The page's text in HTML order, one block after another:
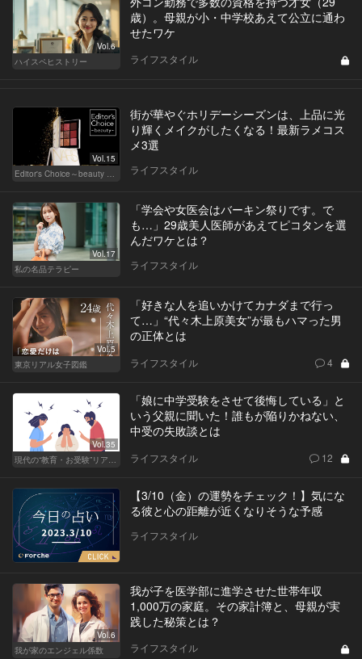
Vol.6
ハイスペヒストリー
歳）。母親が小・中学校あえて公立に通わ
せたワケ
ライフスタイル
Vol.15
Editor's Choice～beauty & wellness～
街が華やぐホリデーシーズンは、上品に光
り輝くメイクがしたくなる！最新ラメコス
メ3選
ライフスタイル
Vol.17
私の名品テラピー
「学会や女医会はバーキン祭りです。で
も…」29歳美人医師があえてピコタンを選
んだワケとは？
ライフスタイル
Vol.5
東京リアル女子図鑑
「好きな人を追いかけてカナダまで行っ
て…」“代々木上原美女”が最もハマった男
の正体とは
ライフスタイル 4
Vol.35
現代の“教育・お受験”リアルドキュメント
「娘に中学受験をさせて後悔している」と
いう父親に聞いた！誰もが陥りかねない、
中受の失敗談とは
ライフスタイル 12
【3/10（金）の運勢をチェック！】気にな
る彼と心の距離が近くなりそうな予感
ライフスタイル
Vol.6
我が家のエンジェル係数
我が子を医学部に進学させた世帯年収
1,000万の家庭。その家計簿と、母親が実
践した秘策とは？
ライフスタイル